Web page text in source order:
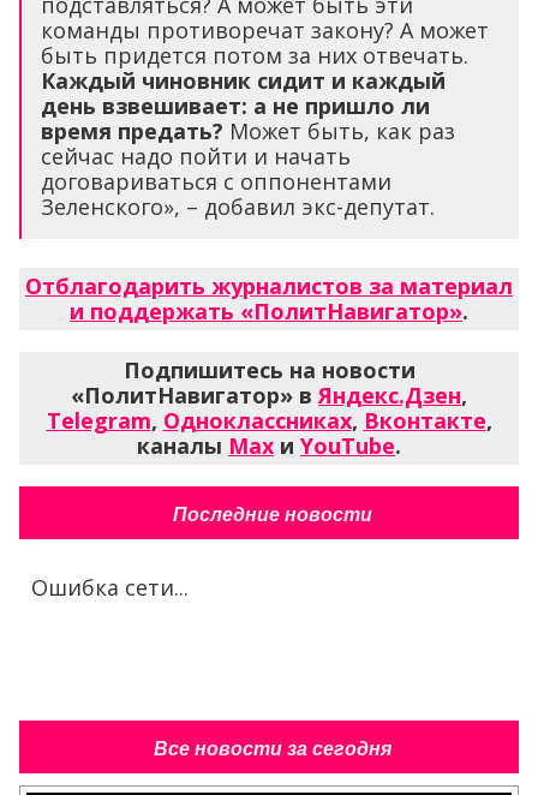
команды противоречат закону? А может
быть придется потом за них отвечать.
Каждый чиновник сидит и каждый
день взвешивает: а не пришло ли
время предать? Может быть, как раз
сейчас надо пойти и начать
договариваться с оппонентами
Зеленского», – добавил экс-депутат.
Отблагодарить журналистов за материал
и поддержать «ПолитНавигатор».
Подпишитесь на новости
«ПолитНавигатор» вЯндекс.Дзен,
Telegram, Одноклассниках, Вконтакте,
каналы Max и YouTube.
Последние новости
Ошибка сети...
Все новости за сегодня